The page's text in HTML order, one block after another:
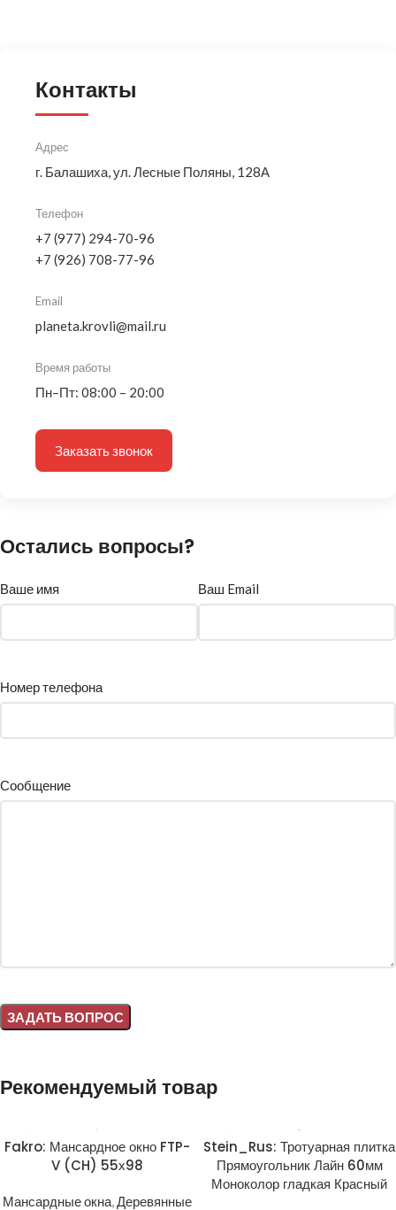
Контакты
Адрес
г. Балашиха, ул. Лесные Поляны, 128А
Телефон
+7 (977) 294-70-96
+7 (926) 708-77-96
Email
planeta.krovli@mail.ru
Время работы
Пн–Пт: 08:00 – 20:00
Заказать звонок
Остались вопросы?
Ваше имя Ваш Email
Номер телефона
Сообщение
Рекомендуемый товар
Fakro: Мансардное окно FTP-
V (CH) 55х98
Мансардные окна,Деревянные
Stein_Rus: Тротуарная плитка
Прямоугольник Лайн 60мм
Моноколор гладкая Красный